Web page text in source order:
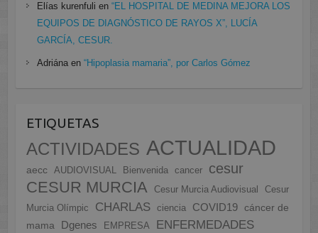
Elías kurenfuli en “EL HOSPITAL DE MEDINA MEJORA LOS
EQUIPOS DE DIAGNÓSTICO DE RAYOS X”, LUCÍA
GARCÍA, CESUR.
Adriánaen “Hipoplasia mamaria”, por Carlos Gómez
ETIQUETAS
ACTIVIDADES ACTUALIDAD
aecc AUDIOVISUAL Bienvenida cancer cesur
CESUR MURCIA Cesur Murcia Audiovisual
Cesur
Murcia Olímpic
CHARLAS ciencia COVID19
cáncer de
mama
Dgenes EMPRESA
ENFERMEDADES